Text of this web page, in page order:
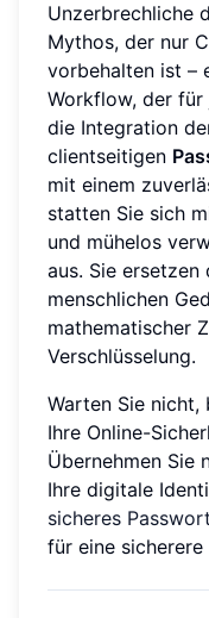
Unzerbrechliche
Mythos, der nur
vorbehalten ist –
Workflow, der
die Integration
clientseitigen
mit einem
statten Sie sich
und mühelos
aus. Sie ersetzen
menschlichen
mathematischer
Verschlüsselung.
Warten Sie
Ihre Online-
Übernehmen Sie
Ihre digitale
sicheres Passwort
für eine